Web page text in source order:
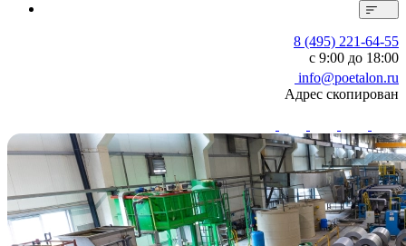
8 (495) 221-64-55
с 9:00 до 18:00
info@poetalon.ru
Адрес скопирован